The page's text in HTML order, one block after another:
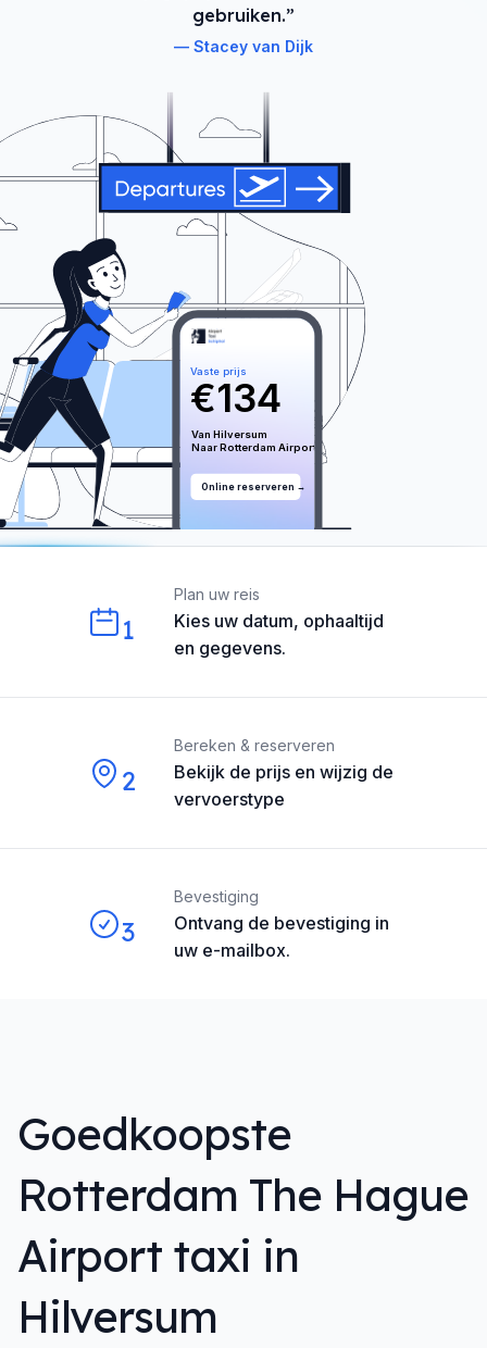
gebruiken.”
Stacey van Dijk
Online reserveren →
134
€
Vaste prijs
Van Hilversum
Naar Rotterdam Airport
1
Kies uw datum, ophaaltijd
en gegevens.
Plan uw reis
2
Bekijk de prijs en wijzig de
vervoerstype
Bereken & reserveren
3
Ontvang de bevestiging in
uw e-mailbox.
Bevestiging
Goedkoopste
Rotterdam The Hague
Airport taxi in
Hilversum